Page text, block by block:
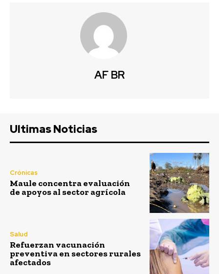
AF BR
Ultimas Noticias
Crónicas
Maule concentra evaluación
de apoyos al sector agrícola
Salud
Refuerzan vacunación
preventiva en sectores rurales
afectados